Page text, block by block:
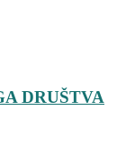
DRUŠTVA